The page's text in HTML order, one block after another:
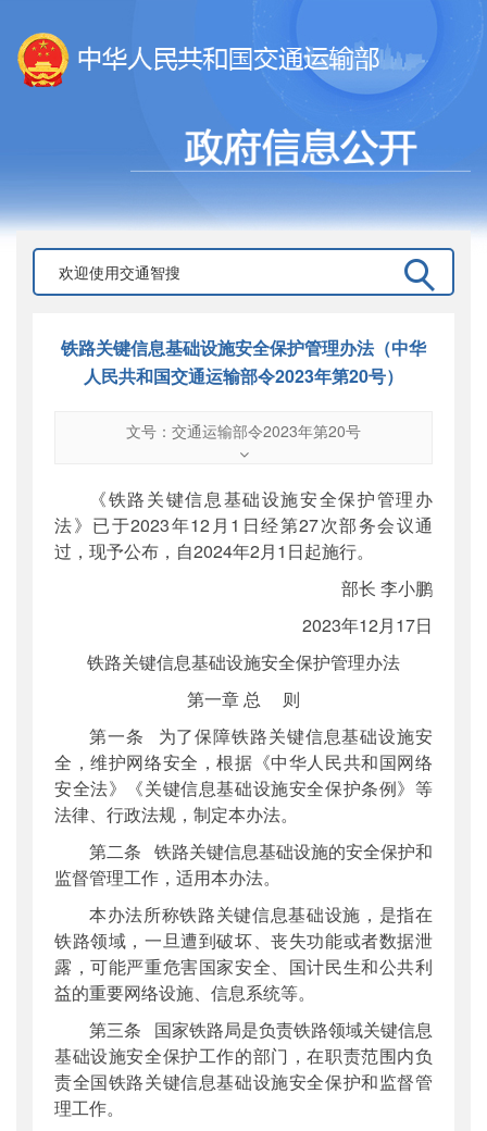
铁路关键信息基础设施安全保护管理办法（中华
人民共和国交通运输部令2023年第20号）
文号：交通运输部令2023年第20号
交通运输部令2023年第20号
公开日期 ：2024年01月03日
主题词：
铁路;基础设施;安全保护
《铁路关键信息基础设施安全保护管理办
法》已于2023年12月1日经第27次部务会议通
过，现予公布，自2024年2月1日起施行。
部长 李小鹏
2023年12月17日
铁路关键信息基础设施安全保护管理办法
第一章 总 则
第一条 为了保障铁路关键信息基础设施安
全，维护网络安全，根据《中华人民共和国网络
安全法》《关键信息基础设施安全保护条例》等
法律、行政法规，制定本办法。
第二条 铁路关键信息基础设施的安全保护和
监督管理工作，适用本办法。
本办法所称铁路关键信息基础设施，是指在
铁路领域，一旦遭到破坏、丧失功能或者数据泄
露，可能严重危害国家安全、国计民生和公共利
益的重要网络设施、信息系统等。
第三条 国家铁路局是负责铁路领域关键信息
基础设施安全保护工作的部门，在职责范围内负
责全国铁路关键信息基础设施安全保护和监督管
理工作。